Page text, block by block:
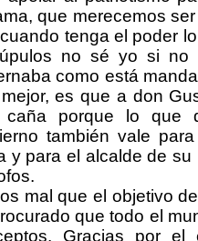
que merecemos
tenga el poder
no sé yo si no
como está
es que a don
caña porque lo que
también vale
y para el alcalde de
mal que el objetivo
que todo el
Gracias por